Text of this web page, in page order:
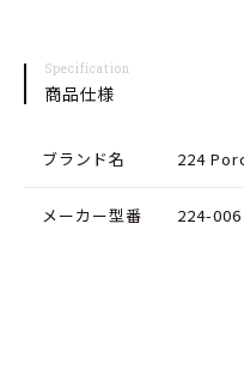
Specification
商品仕様
ブランド名 224
メーカー型番 224-006